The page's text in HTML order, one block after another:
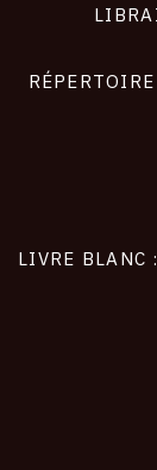
LIVRE BLANC